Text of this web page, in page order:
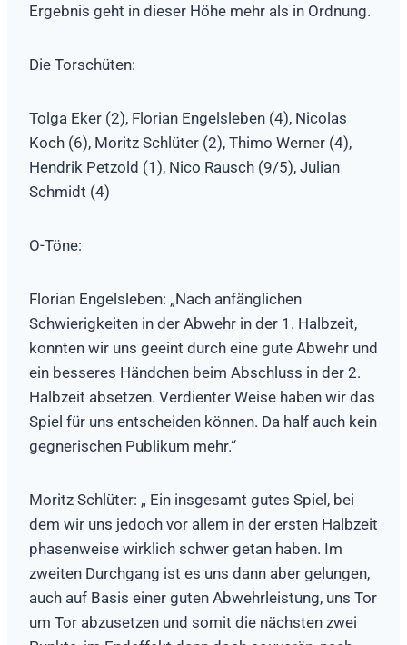
Ergebnis geht in dieser Höhe mehr als in Ordnung.
Die Torschüten:
Tolga Eker (2), Florian Engelsleben (4), Nicolas
Koch (6), Moritz Schlüter (2), Thimo Werner (4),
Hendrik Petzold (1), Nico Rausch (9/5), Julian
Schmidt (4)
O-Töne:
Florian Engelsleben: „Nach anfänglichen
Schwierigkeiten in der Abwehr in der 1. Halbzeit,
konnten wir uns geeint durch eine gute Abwehr und
ein besseres Händchen beim Abschluss in der 2.
Halbzeit absetzen. Verdienter Weise haben wir das
Spiel für uns entscheiden können. Da half auch kein
gegnerischen Publikum mehr.“
Moritz Schlüter: „ Ein insgesamt gutes Spiel, bei
dem wir uns jedoch vor allem in der ersten Halbzeit
phasenweise wirklich schwer getan haben. Im
zweiten Durchgang ist es uns dann aber gelungen,
auch auf Basis einer guten Abwehrleistung, uns Tor
um Tor abzusetzen und somit die nächsten zwei